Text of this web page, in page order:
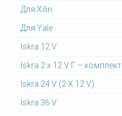
Для Xilin
Для Yale
Iskra 12 V
Iskra 2 x 12 V Г – комплект
Iskra 24 V (2 X 12 V)
Iskra 36 V